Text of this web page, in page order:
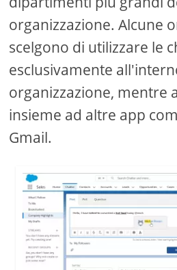
organizzazione. Alcune
scelgono di utilizzare le
esclusivamente
organizzazione, mentre
insieme ad altre app
Gmail.